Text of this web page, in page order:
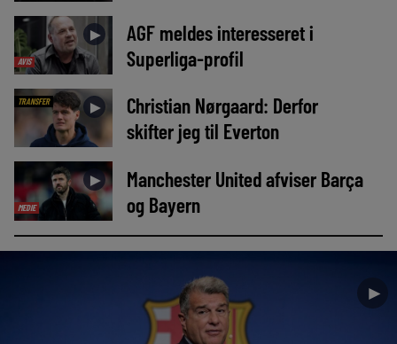
AVIS
►
AGF meldes interesseret i
Superliga-profil
TRANSFER ►
Christian Nørgaard: Derfor
skifter jeg til Everton
MEDIE
►
Manchester United afviser Barça
og Bayern
►